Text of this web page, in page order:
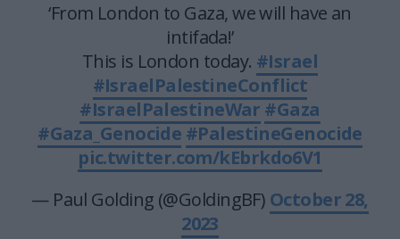
‘From London to Gaza, we will have an
intifada!’
This is London today. #Israel
#IsraelPalestineConflict
#IsraelPalestineWar #Gaza
#Gaza_Genocide #PalestineGenocide
pic.twitter.com/kEbrkdo6V1
— Paul Golding (@GoldingBF) October 28,
2023